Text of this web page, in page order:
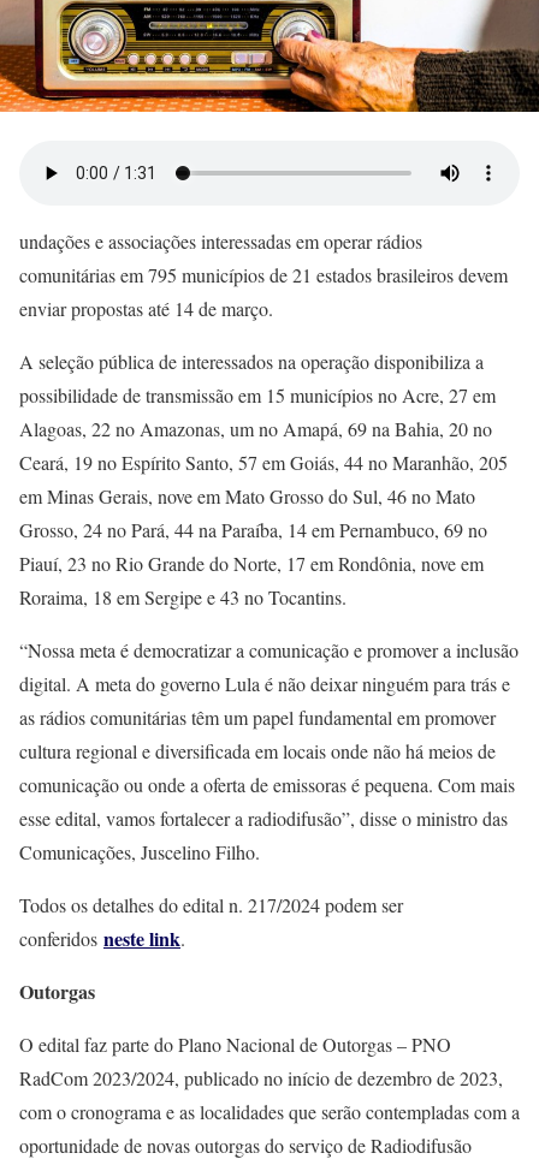
undações e associações interessadas em operar rádios
comunitárias em 795 municípios de 21 estados brasileiros devem
enviar propostas até 14 de março.
A seleção pública de interessados na operação disponibiliza a
possibilidade de transmissão em 15 municípios no Acre, 27 em
Alagoas, 22 no Amazonas, um no Amapá, 69 na Bahia, 20 no
Ceará, 19 no Espírito Santo, 57 em Goiás, 44 no Maranhão, 205
em Minas Gerais, nove em Mato Grosso do Sul, 46 no Mato
Grosso, 24 no Pará, 44 na Paraíba, 14 em Pernambuco, 69 no
Piauí, 23 no Rio Grande do Norte, 17 em Rondônia, nove em
Roraima, 18 em Sergipe e 43 no Tocantins.
“Nossa meta é democratizar a comunicação e promover a inclusão
digital. A meta do governo Lula é não deixar ninguém para trás e
as rádios comunitárias têm um papel fundamental em promover
cultura regional e diversificada em locais onde não há meios de
comunicação ou onde a oferta de emissoras é pequena. Com mais
esse edital, vamos fortalecer a radiodifusão”, disse o ministro das
Comunicações, Juscelino Filho.
Todos os detalhes do edital n. 217/2024 podem ser
conferidos neste link.
Outorgas
O edital faz parte do Plano Nacional de Outorgas – PNO
RadCom 2023/2024, publicado no início de dezembro de 2023,
com o cronograma e as localidades que serão contempladas com a
oportunidade de novas outorgas do serviço de Radiodifusão